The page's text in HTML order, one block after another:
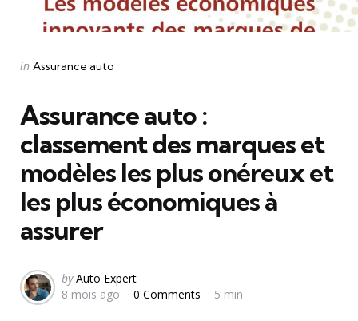
Categories
Posted
in Assurance auto
Assurance auto :
classement des marques et
modèles les plus onéreux et
les plus économiques à
assurer
Posted
by
by Auto Expert
8 mois ago
0 Comments 5 min